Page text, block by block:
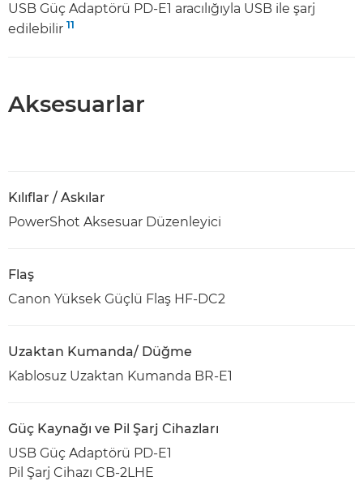
USB Güç Adaptörü PD-E1 aracılığıyla USB ile şarj
edilebilir 11
Aksesuarlar
Kılıflar / Askılar
PowerShot Aksesuar Düzenleyici
Flaş
Canon Yüksek Güçlü Flaş HF-DC2
Uzaktan Kumanda/ Düğme
Kablosuz Uzaktan Kumanda BR-E1
Güç Kaynağı ve Pil Şarj Cihazları
USB Güç Adaptörü PD-E1
Pil Şarj Cihazı CB-2LHE